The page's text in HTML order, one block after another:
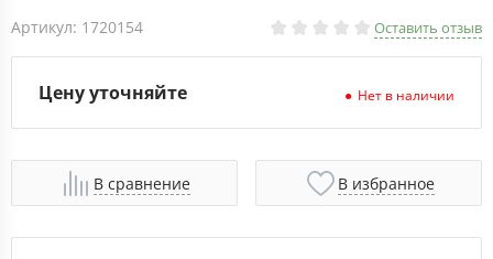
Артикул: 1720154 Оставить отзыв
Цену уточняйте Нет в наличии
В сравнение В избранное